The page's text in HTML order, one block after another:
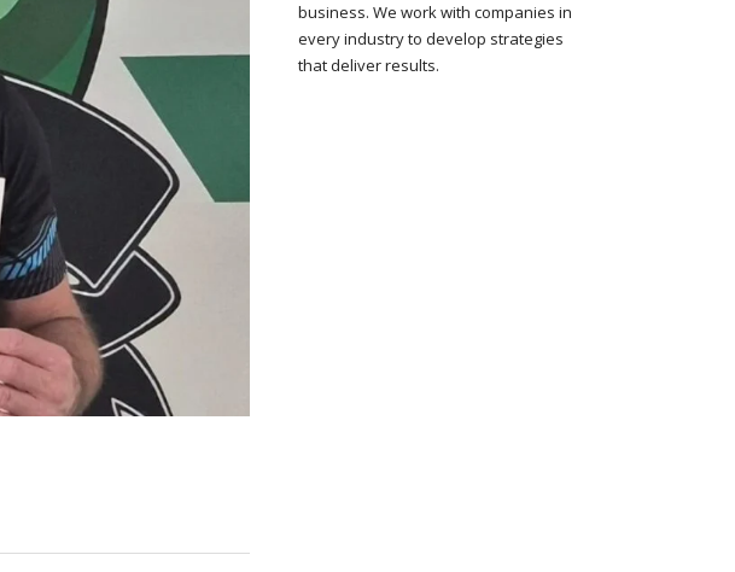
business. We work with companies in
every industry to develop strategies
that deliver results.